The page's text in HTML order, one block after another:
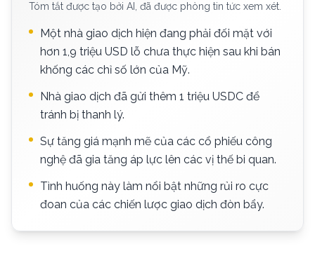
Tóm tắt được tạo bởi AI, đã được phòng tin tức xem xét.
Một nhà giao dịch hiện đang phải đối mặt với
hơn 1,9 triệu USD lỗ chưa thực hiện sau khi bán
khống các chỉ số lớn của Mỹ.
Nhà giao dịch đã gửi thêm 1 triệu USDC để
tránh bị thanh lý.
Sự tăng giá mạnh mẽ của các cổ phiếu công
nghệ đã gia tăng áp lực lên các vị thế bi quan.
Tình huống này làm nổi bật những rủi ro cực
đoan của các chiến lược giao dịch đòn bẩy.